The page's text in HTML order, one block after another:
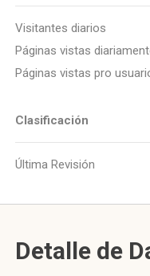
Visitantes diarios
Páginas vistas
Páginas vistas pro
Clasificación
Última Revisión
Detalle de